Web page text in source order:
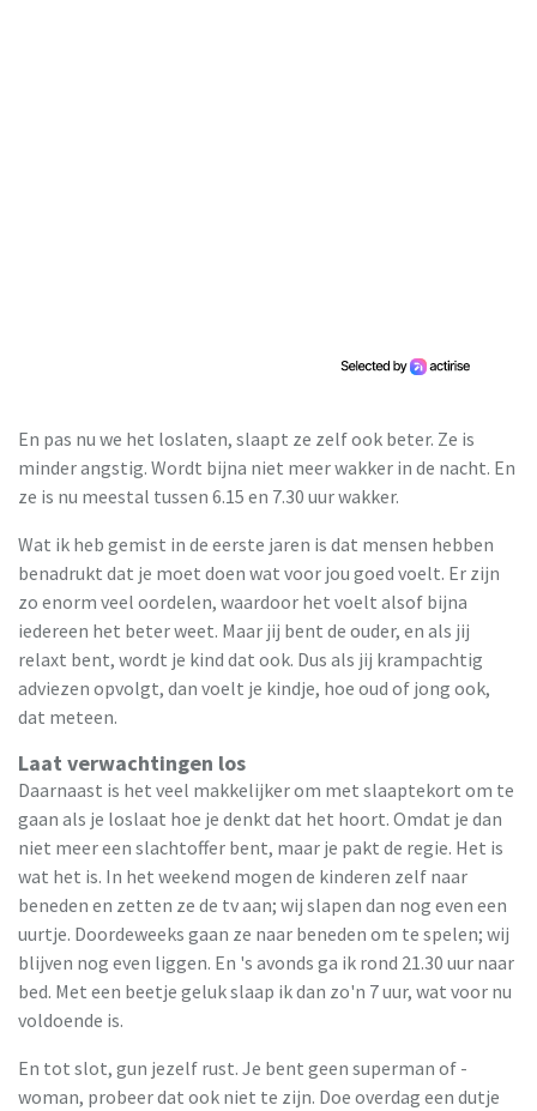
En pas nu we het loslaten, slaapt ze zelf ook beter. Ze is
minder angstig. Wordt bijna niet meer wakker in de nacht. En
ze is nu meestal tussen 6.15 en 7.30 uur wakker.
Wat ik heb gemist in de eerste jaren is dat mensen hebben
benadrukt dat je moet doen wat voor jou goed voelt. Er zijn
zo enorm veel oordelen, waardoor het voelt alsof bijna
iedereen het beter weet. Maar jij bent de ouder, en als jij
relaxt bent, wordt je kind dat ook. Dus als jij krampachtig
adviezen opvolgt, dan voelt je kindje, hoe oud of jong ook,
dat meteen.
Laat verwachtingen los
Daarnaast is het veel makkelijker om met slaaptekort om te
gaan als je loslaat hoe je denkt dat het hoort. Omdat je dan
niet meer een slachtoffer bent, maar je pakt de regie. Het is
wat het is. In het weekend mogen de kinderen zelf naar
beneden en zetten ze de tv aan; wij slapen dan nog even een
uurtje. Doordeweeks gaan ze naar beneden om te spelen; wij
blijven nog even liggen. En 's avonds ga ik rond 21.30 uur naar
bed. Met een beetje geluk slaap ik dan zo'n 7 uur, wat voor nu
voldoende is.
En tot slot, gun jezelf rust. Je bent geen superman of -
woman, probeer dat ook niet te zijn. Doe overdag een dutje